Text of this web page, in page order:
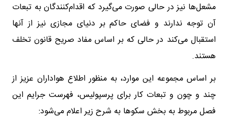
مشعل‌ها نیز در حالی صورت می‌گیرد که اقدام‌کنندگان به تبعات
آن توجه ندارند و فضای حاکم بر دنیای مجازی نیز از آنها
استقبال می‌کند در حالی که بر اساس مفاد صریح قانون تخلف
هستند.
بر اساس مجموعه این موارد، به منظور اطلاع هواداران عزیز از
چند و چون و تبعات کار برای پرسپولیس، فهرست جرایم این
فصل مربوط به بخش سکوها به شرح زیر اعلام می‌شود: